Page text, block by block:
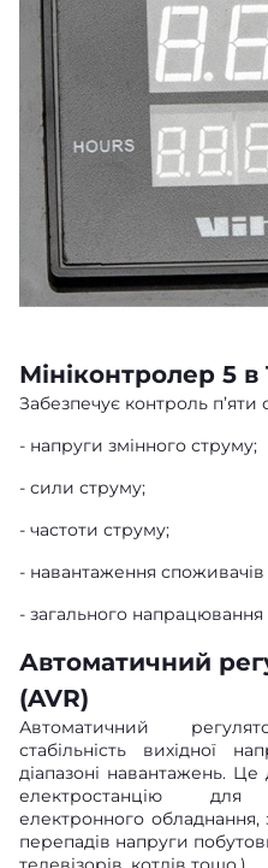
Мініконтролер 5 в
Забезпечує контроль п’яти
- напруги змінного струму;
- сили струму;
- частоти струму;
- навантаження споживачів
- загального
Автоматичний
(AVR)
Автоматичний
стабільність вихідної
діапазоні навантажень.
електростанцію
електронного обладнання,
перепадів напруги